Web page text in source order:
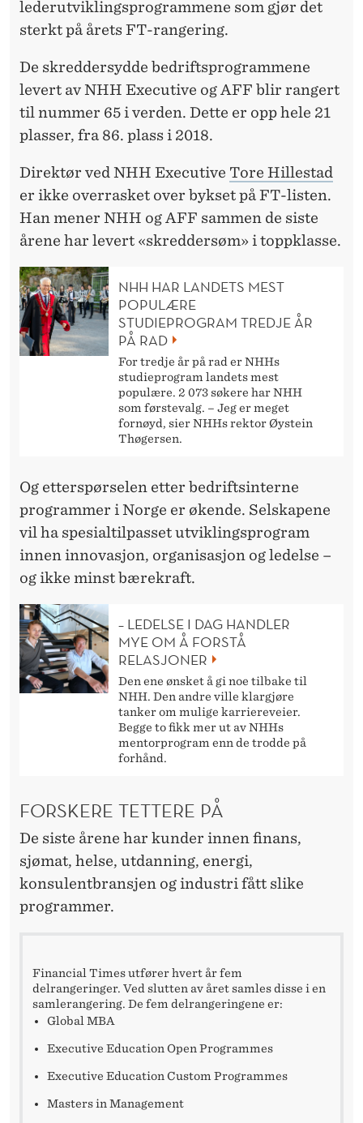
lederutviklingsprogrammene som gjør det
sterkt på årets FT-rangering.
De skreddersydde bedriftsprogrammene
levert av NHH Executive og AFF blir rangert
til nummer 65 i verden. Dette er opp hele 21
plasser, fra 86. plass i 2018.
Direktør ved NHH Executive Tore Hillestad
er ikke overrasket over bykset på FT-listen.
Han mener NHH og AFF sammen de siste
årene har levert «skreddersøm» i toppklasse.
NHH HAR LANDETS MEST
POPULÆRE
STUDIEPROGRAM TREDJE ÅR
PÅ RAD
For tredje år på rad er NHHs
studieprogram landets mest
populære. 2 073 søkere har NHH
som førstevalg. – Jeg er meget
fornøyd, sier NHHs rektor Øystein
Thøgersen.
Og etterspørselen etter bedriftsinterne
programmer i Norge er økende. Selskapene
vil ha spesialtilpasset utviklingsprogram
innen innovasjon, organisasjon og ledelse –
og ikke minst bærekraft.
– LEDELSE I DAG HANDLER
MYE OM Å FORSTÅ
RELASJONER
Den ene ønsket å gi noe tilbake til
NHH. Den andre ville klargjøre
tanker om mulige karriereveier.
Begge to fikk mer ut av NHHs
mentorprogram enn de trodde på
forhånd.
FORSKERE TETTERE PÅ
De siste årene har kunder innen finans,
sjømat, helse, utdanning, energi,
konsulentbransjen og industri fått slike
programmer.
Financial Times utfører hvert år fem
delrangeringer. Ved slutten av året samles disse i en
samlerangering. De fem delrangeringene er:
Global MBA
Executive Education Open Programmes
Executive Education Custom Programmes
Masters in Management